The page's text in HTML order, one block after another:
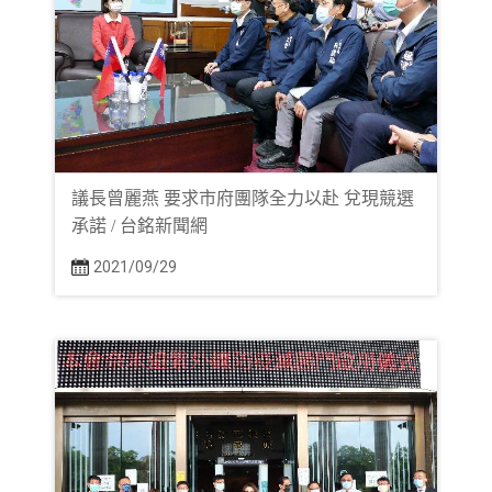
議長曾麗燕 要求市府團隊全力以赴 兌現競選
承諾 / 台銘新聞網
2021/09/29